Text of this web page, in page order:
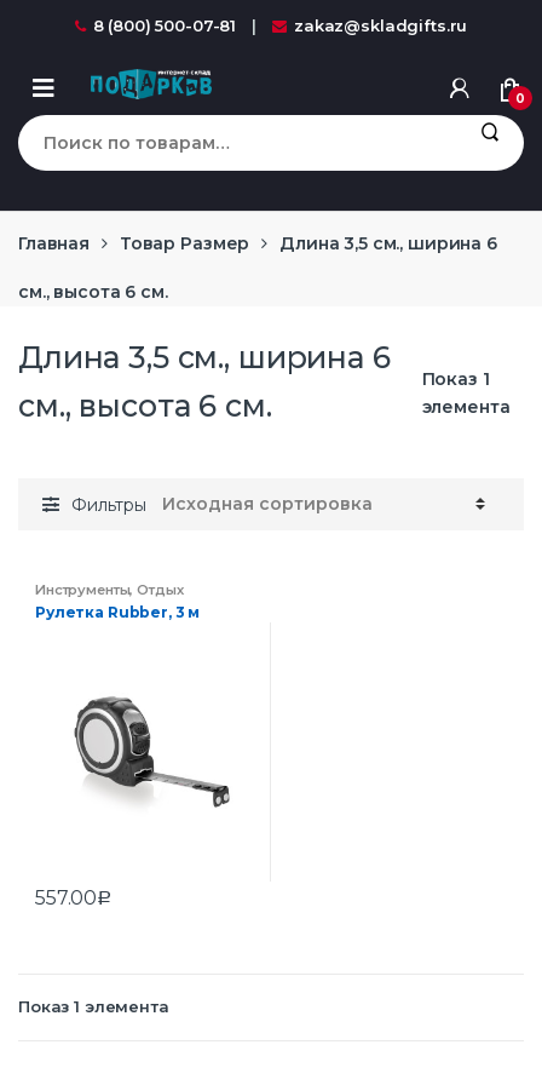
8 (800) 500-07-81 zakaz@skladgifts.ru
0
Искать:
Главная Товар Размер Длина 3,5 см., ширина 6
см., высота 6 см.
Длина 3,5 см., ширина 6
см., высота 6 см.
Показ 1
элемента
Фильтры
Инструменты,Отдых
Рулетка Rubber, 3 м
557.00Р
Показ 1 элемента